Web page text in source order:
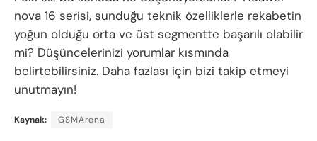
nova 16 serisi, sunduğu teknik özelliklerle rekabetin
yoğun olduğu orta ve üst segmentte başarılı olabilir
mi? Düşüncelerinizi yorumlar kısmında
belirtebilirsiniz. Daha fazlası için bizi takip etmeyi
unutmayın!
Kaynak: GSMArena